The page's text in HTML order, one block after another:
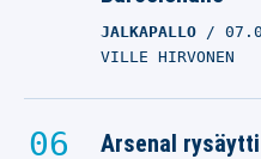
JALKAPALLO
VILLE HIRVONEN
Arsenal